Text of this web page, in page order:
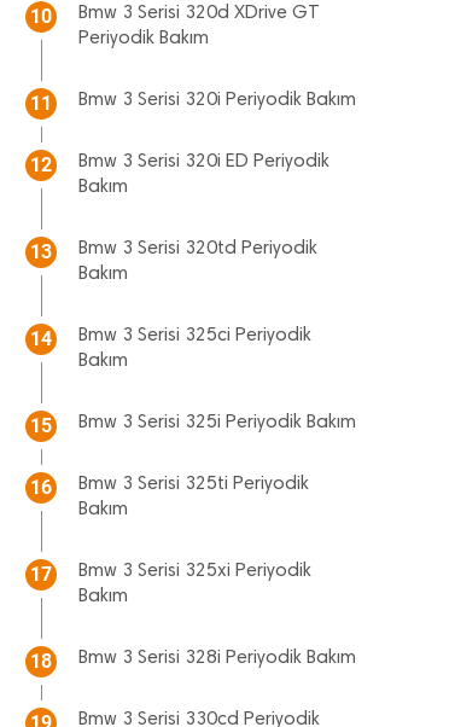
10
Bmw 3 Serisi 320d XDrive GT
Periyodik Bakım
11 Bmw 3 Serisi 320i Periyodik Bakım
12
Bmw 3 Serisi 320i ED Periyodik
Bakım
13
Bmw 3 Serisi 320td Periyodik
Bakım
14
Bmw 3 Serisi 325ci Periyodik
Bakım
15 Bmw 3 Serisi 325i Periyodik Bakım
16
Bmw 3 Serisi 325ti Periyodik
Bakım
17
Bmw 3 Serisi 325xi Periyodik
Bakım
18 Bmw 3 Serisi 328i Periyodik Bakım
Bmw 3 Serisi 330cd Periyodik